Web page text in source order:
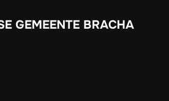
GEMEENTE BRACHA